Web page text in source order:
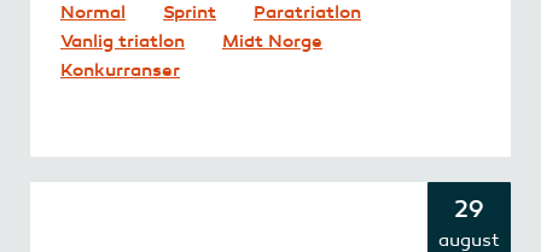
Normal Sprint
Paratriatlon
Vanlig triatlon
Midt Norge
Konkurranser
29
august